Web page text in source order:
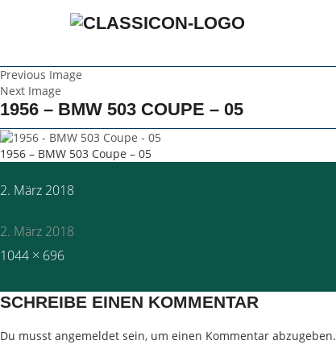
Previous Image
Next Image
1956 – BMW 503 COUPE – 05
1956 – BMW 503 Coupe – 05
Posted
2. März 2018
2. März 2018
Full
1044 × 696
SCHREIBE EINEN KOMMENTAR
Du musst angemeldet sein, um einen Kommentar abzugeben.